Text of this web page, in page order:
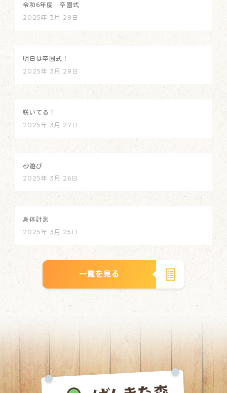
令和6年度 卒園式
2025年 3月 29日
明日は卒園式！
2025年 3月 28日
咲いてる！
2025年 3月 27日
砂遊び
2025年 3月 26日
身体計測
2025年 3月 25日
一覧を見る